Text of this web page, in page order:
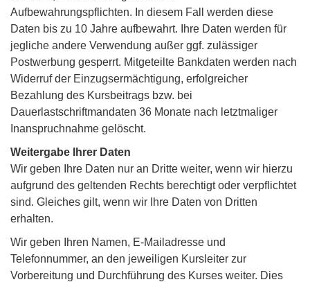
Aufbewahrungspflichten. In diesem Fall werden diese
Daten bis zu 10 Jahre aufbewahrt. Ihre Daten werden für
jegliche andere Verwendung außer ggf. zulässiger
Postwerbung gesperrt. Mitgeteilte Bankdaten werden nach
Widerruf der Einzugsermächtigung, erfolgreicher
Bezahlung des Kursbeitrags bzw. bei
Dauerlastschriftmandaten 36 Monate nach letztmaliger
Inanspruchnahme gelöscht.
Weitergabe Ihrer Daten
Wir geben Ihre Daten nur an Dritte weiter, wenn wir hierzu
aufgrund des geltenden Rechts berechtigt oder verpflichtet
sind. Gleiches gilt, wenn wir Ihre Daten von Dritten
erhalten.
Wir geben Ihren Namen, E-Mailadresse und
Telefonnummer, an den jeweiligen Kursleiter zur
Vorbereitung und Durchführung des Kurses weiter. Dies